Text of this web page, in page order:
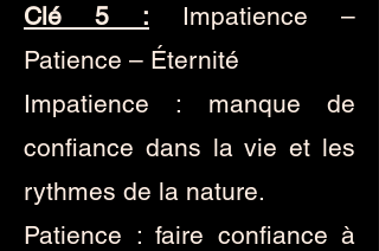
Clé 5 : Impatience –
Patience – Éternité
Impatience : manque de
confiance dans la vie et les
rythmes de la nature.
Patience : faire confiance à